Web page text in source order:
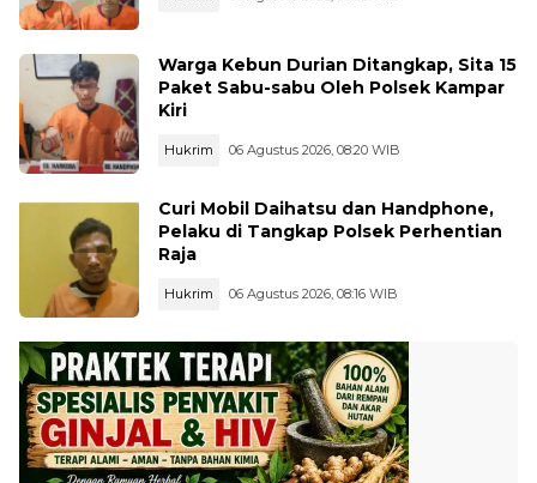
Warga Kebun Durian Ditangkap, Sita 15
Paket Sabu-sabu Oleh Polsek Kampar
Kiri
Hukrim 06 Agustus 2026, 08:20 WIB
Curi Mobil Daihatsu dan Handphone,
Pelaku di Tangkap Polsek Perhentian
Raja
Hukrim 06 Agustus 2026, 08:16 WIB